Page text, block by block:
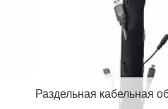
Раздельная кабельная